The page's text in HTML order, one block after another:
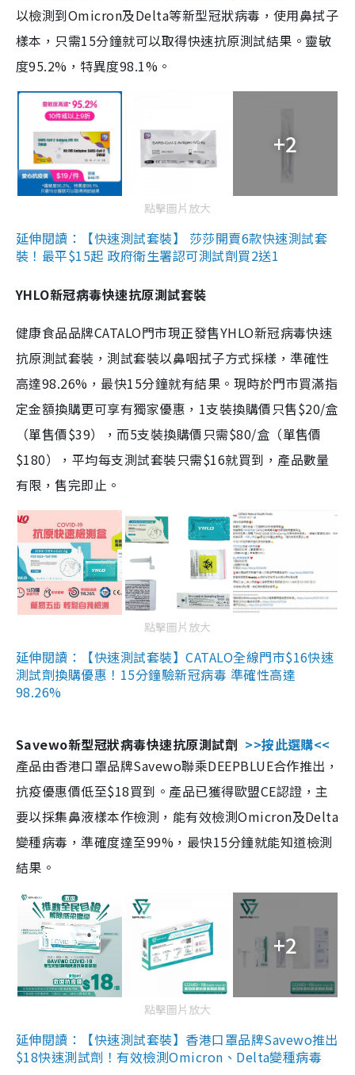
以檢測到Omicron及Delta等新型冠狀病毒，使用鼻拭子
樣本，只需15分鐘就可以取得快速抗原測試結果。靈敏
度95.2%，特異度98.1%。
+2
點擊圖片放大
延伸閱讀：【快速測試套裝】 莎莎開賣6款快速測試套
裝！最平$15起 政府衛生署認可測試劑買2送1
YHLO新冠病毒快速抗原測試套裝
健康食品品牌CATALO門市現正發售YHLO新冠病毒快速
抗原測試套裝，測試套裝以鼻咽拭子方式採樣，準確性
高達98.26%，最快15分鐘就有結果。現時於門市買滿指
定金額換購更可享有獨家優惠，1支裝換購價只售$20/盒
（單售價$39），而5支裝換購價只需$80/盒（單售價
$180），平均每支測試套裝只需$16就買到，產品數量
有限，售完即止。
點擊圖片放大
延伸閱讀：【快速測試套裝】CATALO全線門市$16快速
測試劑換購優惠！15分鐘驗新冠病毒 準確性高達
98.26%
Savewo新型冠狀病毒快速抗原測試劑 >>按此選購<<
產品由香港口罩品牌Savewo聯乘DEEPBLUE合作推出，
抗疫優惠價低至$18買到。產品已獲得歐盟CE認證，主
要以採集鼻液樣本作檢測，能有效檢測Omicron及Delta
變種病毒，準確度達至99%，最快15分鐘就能知道檢測
結果。
+2
點擊圖片放大
延伸閱讀：【快速測試套裝】香港口罩品牌Savewo推出
$18快速測試劑！有效檢測Omicron、Delta變種病毒